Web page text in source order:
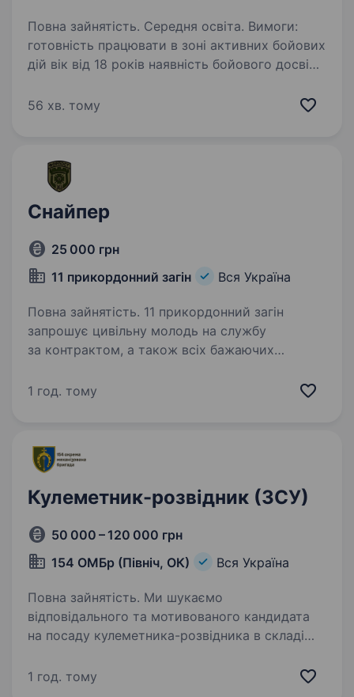
Повна зайнятість. Середня освіта. Вимоги:
готовність працювати в зоні активних бойових
дій вік від 18 років наявність бойового досвіду
служби за станом здоров’я та морально-
56 хв. тому
Снайпер
25 000 грн
11 прикордонний загін
Вся Україна
Повна зайнятість. 11 прикордонний загін
запрошує цивільну молодь на службу
за контрактом, а також всіх бажаючих
умови служби за фахом, та в подальшому
1 год. тому
Кулеметник-розвідник (ЗСУ)
50 000 – 120 000 грн
154 ОМБр (Північ, ОК)
Вся Україна
Повна зайнятість. Ми шукаємо
відповідального та мотивованого кандидата
на посаду кулеметника-розвідника в складі
армійського корпусу Оперативного
1 год. тому